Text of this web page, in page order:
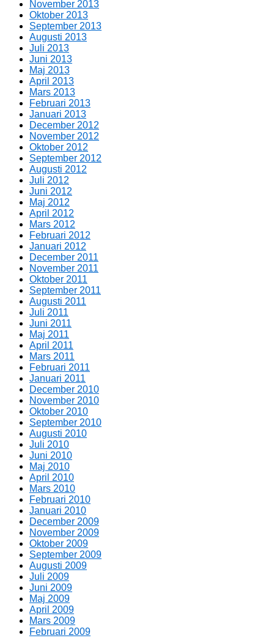
November 2013
Oktober 2013
September 2013
Augusti 2013
Juli 2013
Juni 2013
Maj 2013
April 2013
Mars 2013
Februari 2013
Januari 2013
December 2012
November 2012
Oktober 2012
September 2012
Augusti 2012
Juli 2012
Juni 2012
Maj 2012
April 2012
Mars 2012
Februari 2012
Januari 2012
December 2011
November 2011
Oktober 2011
September 2011
Augusti 2011
Juli 2011
Juni 2011
Maj 2011
April 2011
Mars 2011
Februari 2011
Januari 2011
December 2010
November 2010
Oktober 2010
September 2010
Augusti 2010
Juli 2010
Juni 2010
Maj 2010
April 2010
Mars 2010
Februari 2010
Januari 2010
December 2009
November 2009
Oktober 2009
September 2009
Augusti 2009
Juli 2009
Juni 2009
Maj 2009
April 2009
Mars 2009
Februari 2009